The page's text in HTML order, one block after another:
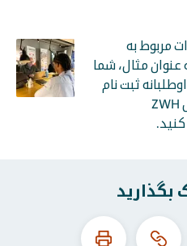
مربوط به
عنوان مثال، شما
ثبت نام
کنید، برای فعالیت ها و مشاغل ZWH
بگذارید